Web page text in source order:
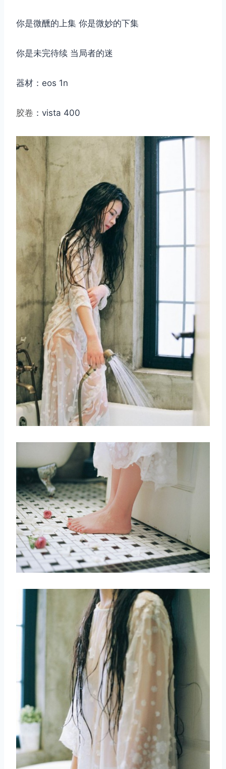
你是微醺的上集 你是微妙的下集
你是未完待续 当局者的迷
器材：eos 1n
胶卷 ：vista 400